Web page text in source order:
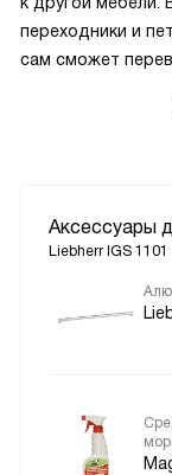
переходники и
сам сможет
Аксессуары
Liebherr IGS 1101